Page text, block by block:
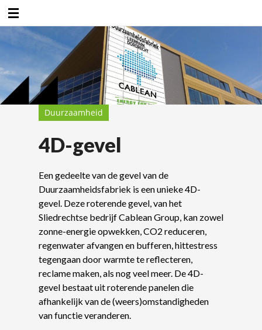
Duurzaamheid
4D-gevel
Een gedeelte van de gevel van de
Duurzaamheidsfabriek is een unieke 4D-
gevel. Deze roterende gevel, van het
Sliedrechtse bedrijf Cablean Group, kan zowel
zonne-energie opwekken, CO2 reduceren,
regenwater afvangen en bufferen, hittestress
tegengaan door warmte te reflecteren,
reclame maken, als nog veel meer. De 4D-
gevel bestaat uit roterende panelen die
afhankelijk van de (weers)omstandigheden
van functie veranderen.